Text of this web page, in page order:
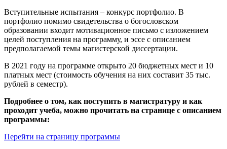
Вступительные испытания – конкурс портфолио. В
портфолио помимо свидетельства о богословском
образовании входит мотивационное письмо с изложением
целей поступления на программу, и эссе с описанием
предполагаемой темы магистерской диссертации.
В 2021 году на программе открыто 20 бюджетных мест и 10
платных мест (стоимость обучения на них составит 35 тыс.
рублей в семестр).
Подробнее о том, как поступить в магистратуру и как
проходит учеба, можно прочитать на странице с описанием
программы:
Перейти на страницу программы